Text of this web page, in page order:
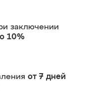
заключении
10%
от 7 дней